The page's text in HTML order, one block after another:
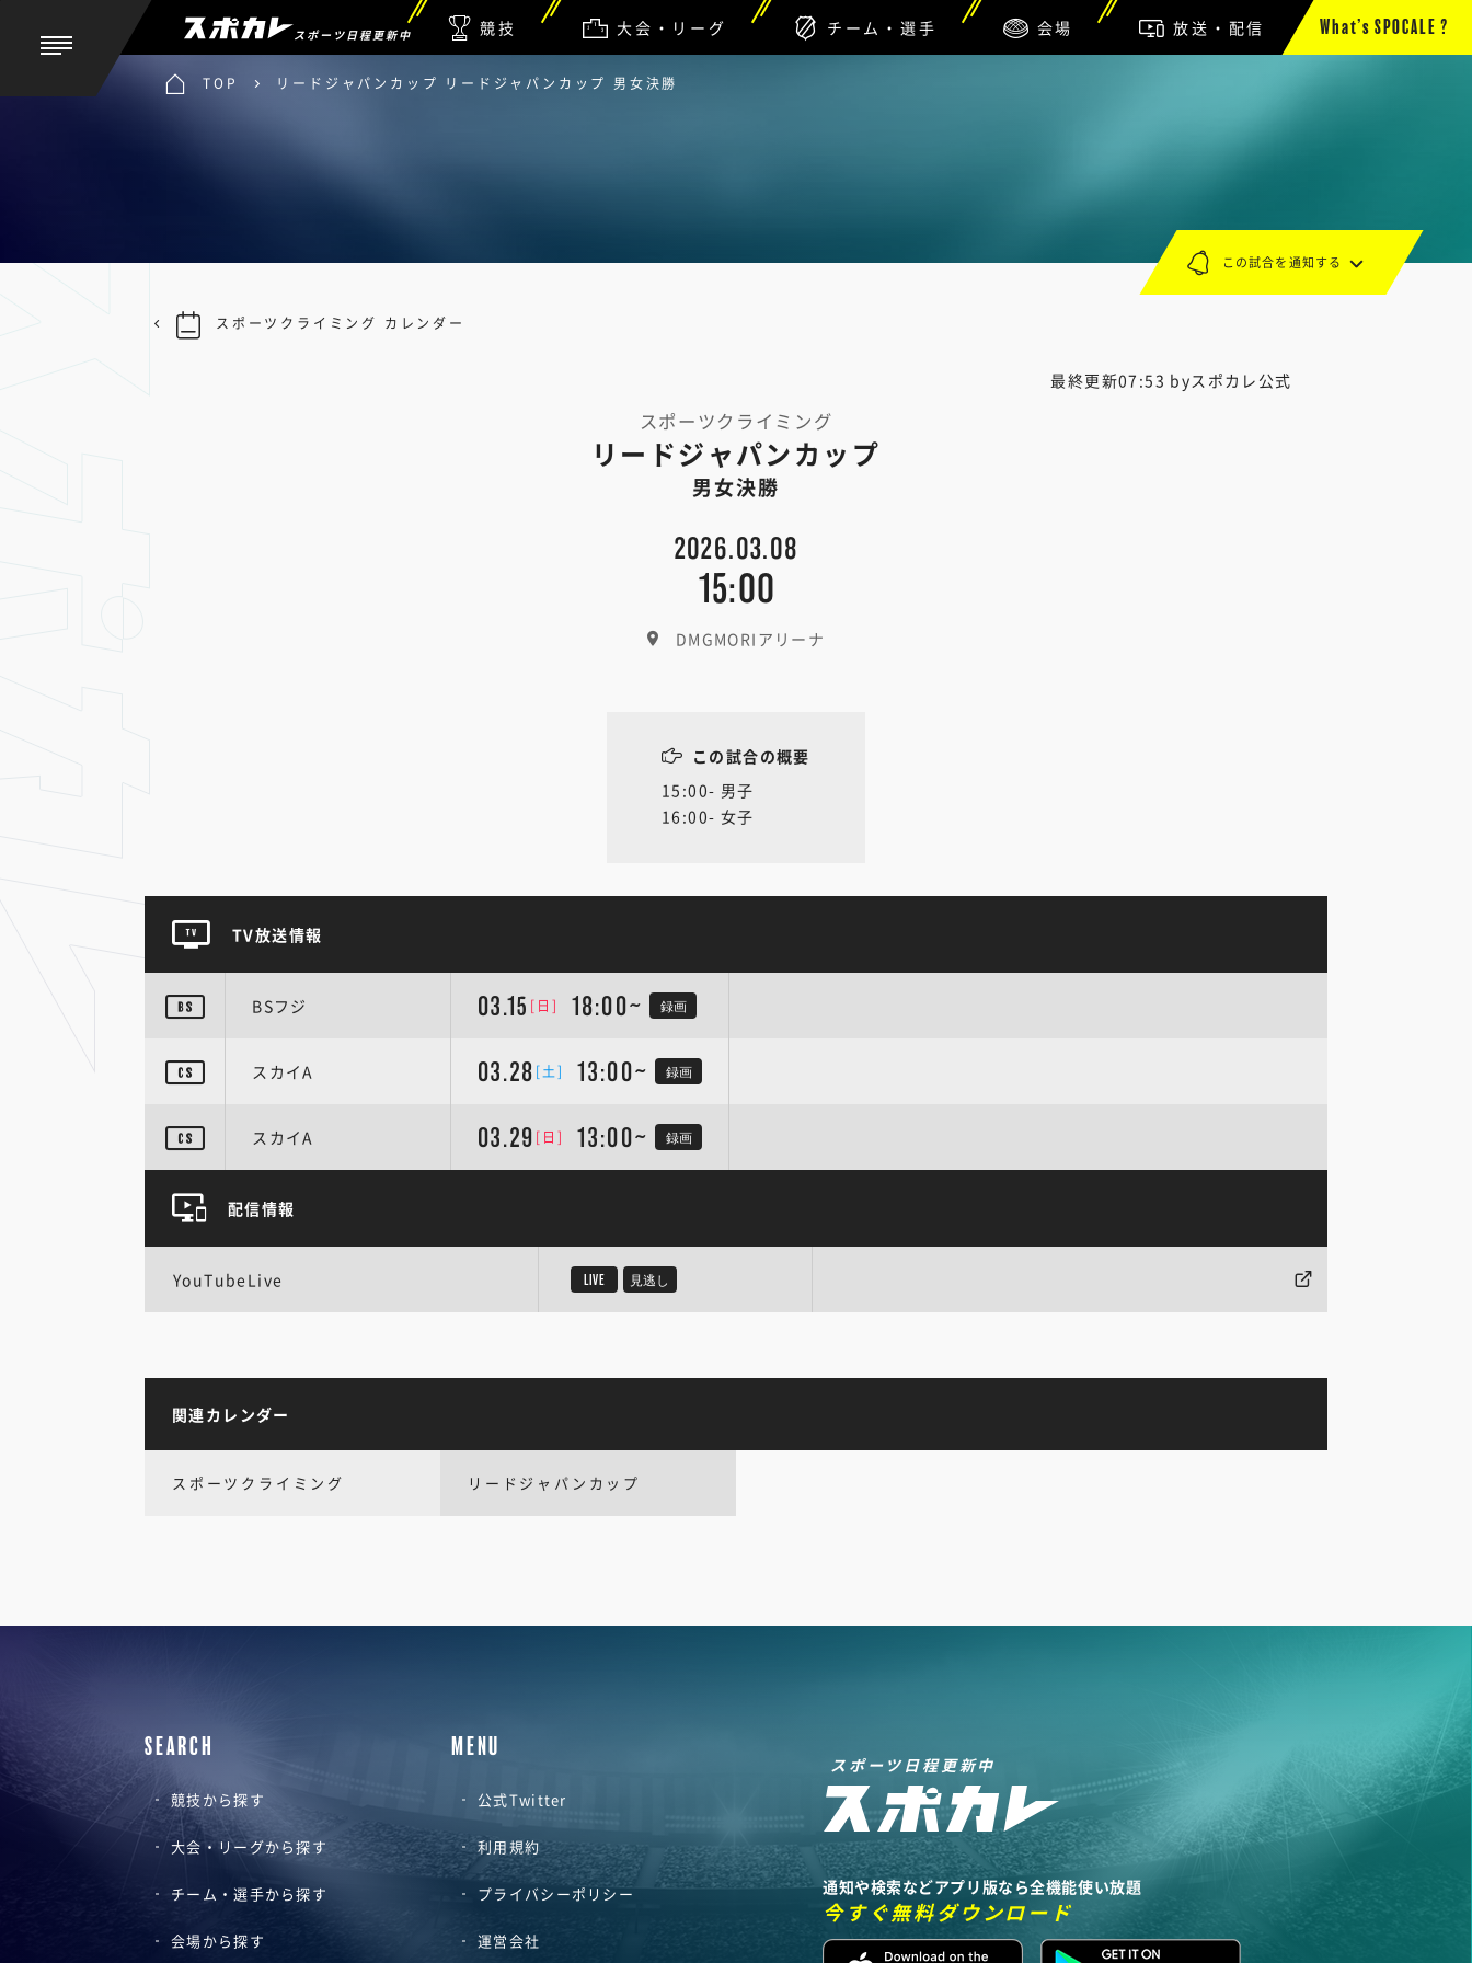
スポーツ日程更新中 競技 大会・リーグ チーム・選手 会場 放送・配信 What’s SPOCALE ?
TOP リードジャパンカップ リードジャパンカップ 男女決勝
最終更新07:53 byスポカレ公式
スポーツクライミング
リードジャパンカップ
男女決勝
2026.03.08
15:00
DMGMORIアリーナ
この試合を通知する
スポーツクライミング カレンダー
この試合の概要
15:00- 男子
16:00- 女子
TV放送情報
BSフジ 03.15 [日] 18:00~ 録画
スカイA 03.28 [土] 13:00~ 録画
スカイA 03.29 [日] 13:00~ 録画
配信情報
YouTubeLive LIVE 見逃し
関連カレンダー
スポーツクライミング リードジャパンカップ
SEARCH
競技から探す
大会・リーグから探す
チーム・選手から探す
会場から探す
MENU
公式Twitter
利用規約
プライバシーポリシー
運営会社
スポーツ日程更新中
通知や検索などアプリ版なら全機能使い放題
今すぐ無料ダウンロード